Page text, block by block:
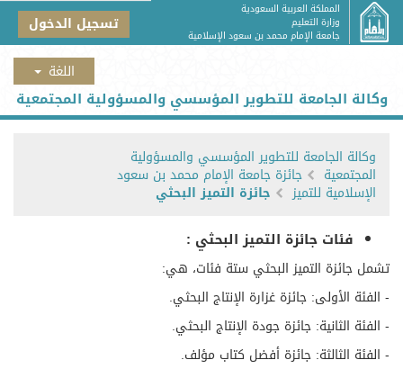
المملكة العربية السعودية
وزارة التعليم
جامعة الإمام محمد بن سعود الإسلامية تسجيل الدخول
وكالة الجامعة للتطوير المؤسسي والمسؤولية المجتمعية
وكالة الجامعة للتطوير المؤسسي والمسؤولية
المجتمعية جائزة جامعة الإمام محمد بن سعود
الإسلامية للتميز جائزة التميز البحثي
​فئات جائزة التميز البحثي :
تشمل جائزة التميز البحثي ستة فئات، هي:
- الفئة الأولى: جائزة غزارة الإنتاج البحثي.
- الفئة الثانية: جائزة جودة الإنتاج البحثي.
- الفئة الثالثة: جائزة أفضل كتاب مؤلف.